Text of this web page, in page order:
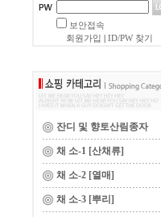
보안접속
회원가입
ID/PW 찾기
잔디 및 향토산림종자
채 소-1 [산채류]
채 소-2 [열매]
채 소-3 [뿌리]